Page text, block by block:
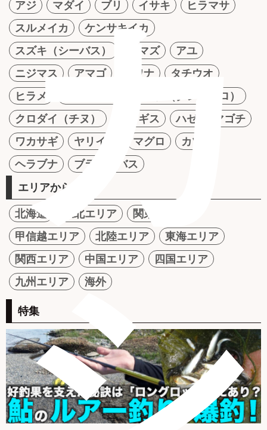
カ
アジ マダイ ブリ イサキ
ヒラマサ
スルメイカ
ケンサキイカ
スズキ（シーバス）
ナマズ
アユ
ニジマス
アマゴ イワナ
タチウオ
ヒラメ
メジナ（グレ・クロ）
クロダイ（チヌ）
シロギス ハゼ
マゴチ
ワカサギ
ヤリイカ マグロ
カツオ
ヘラブナ
ブラックバス
エリアから探す
北海道 東北エリア
関東エリア
甲信越エリア
北陸エリア
東海エリア
関西エリア
中国エリア
四国エリア
九州エリア
海外
特集